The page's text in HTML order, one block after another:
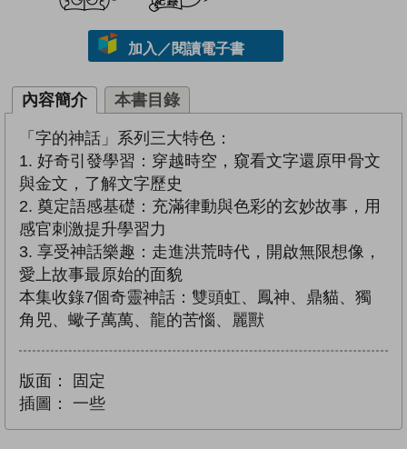
加入／閱讀電子書
內容簡介 本書目錄
「字的神話」系列三大特色：
1. 好奇引發學習：穿越時空，窺看文字還原甲骨文
與金文，了解文字歷史
2. 奠定語感基礎：充滿律動與色彩的玄妙故事，用
感官刺激提升學習力
3. 享受神話樂趣：走進洪荒時代，開啟無限想像，
愛上故事最原始的面貌
本集收錄7個奇靈神話：雙頭虹、鳳神、鼎貓、獨
角兕、蠍子萬萬、龍的苦惱、麗獸
版面：
固定
插圖：
一些